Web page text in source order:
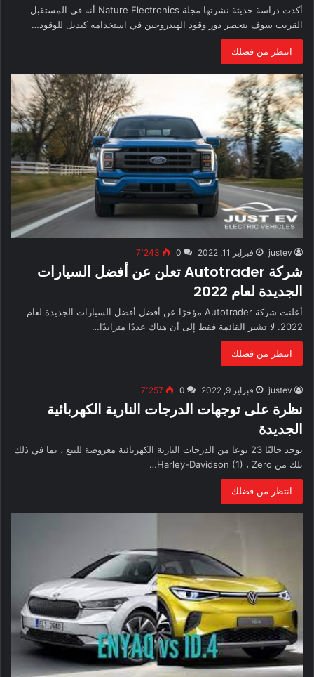
أكدت دراسة حديثة نشرتها مجلة Nature Electronics أنه في المستقبل
القريب سوف ينحصر دور وقود الهيدروجين في استخدامه كبديل للوقود…
انتظر من فضلك
justev فبراير 11, 2022 0 7٬243
شركة Autotrader تعلن عن أفضل السيارات
الجديدة لعام 2022
أعلنت شركة Autotrader مؤخرًا عن أفضل أفضل السيارات الجديدة لعام
2022. لا تشير القائمة فقط إلى أن هناك عددًا متزايدًا…
انتظر من فضلك
justev فبراير 9, 2022 0 7٬257
نظرة على توجهات الدرجات النارية الكهربائية
الجديدة
يوجد حاليًا 23 نوعا من الدرجات النارية الكهربائية معروضة للبيع ، بما في ذلك
تلك من Harley-Davidson (1) ، Zero…
انتظر من فضلك